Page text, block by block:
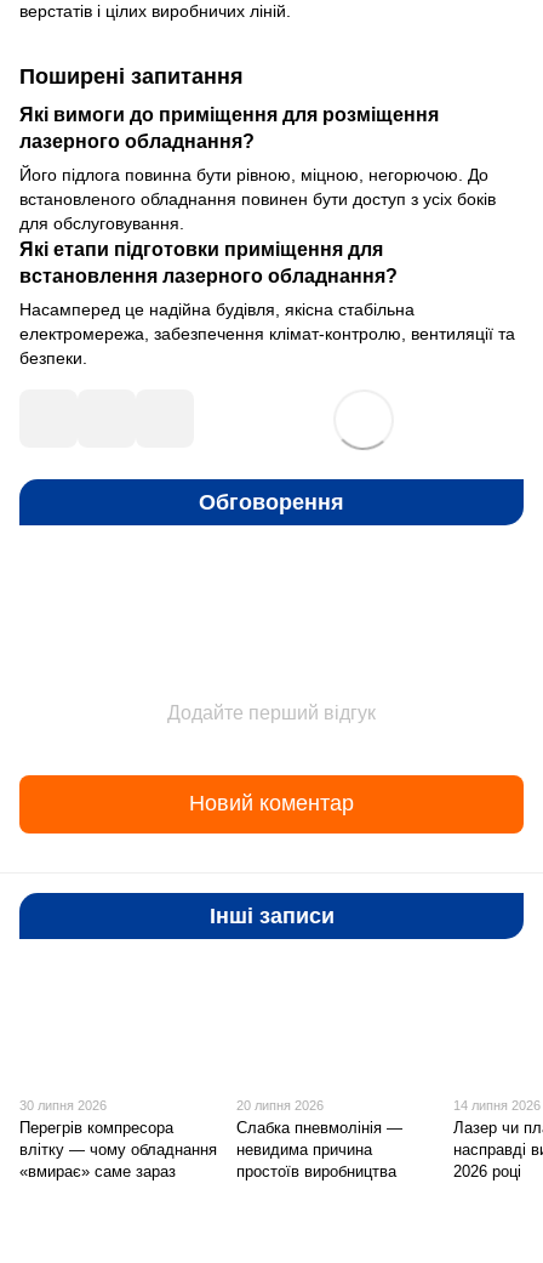
верстатів і цілих виробничих ліній.
Поширені запитання
Які вимоги до приміщення для розміщення
лазерного обладнання?
Його підлога повинна бути рівною, міцною, негорючою. До
встановленого обладнання повинен бути доступ з усіх боків
для обслуговування.
Які етапи підготовки приміщення для
встановлення лазерного обладнання?
Насамперед це надійна будівля, якісна стабільна
електромережа, забезпечення клімат-контролю, вентиляції та
безпеки.
Обговорення
Додайте перший відгук
Новий коментар
Інші записи
30 липня 2026
Перегрів компресора
влітку — чому обладнання
«вмирає» саме зараз
20 липня 2026
Слабка пневмолінія —
невидима причина
простоїв виробництва
14 липня 2026
Лазер чи
насправді
2026 році